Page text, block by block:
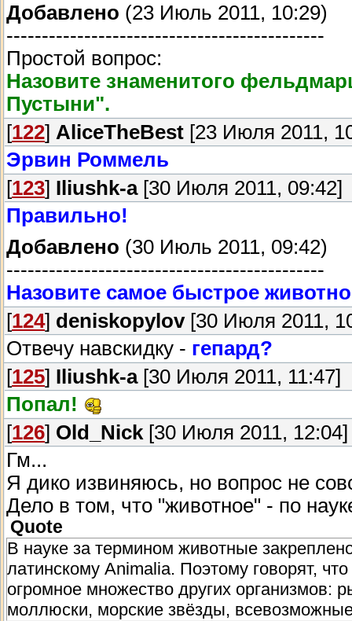
Добавлено (23 Июль 2011, 10:29)
---------------------------------------------
Простой вопрос:
Назовите знаменитого
Пустыни".
[122] AliceTheBest [23 Июля 2011,
Эрвин Роммель
[123] Iliushk-a[30 Июля 2011, 09:42]
Правильно!
Добавлено (30 Июль 2011, 09:42)
---------------------------------------------
Назовите самое быстрое
[124] deniskopylov[30 Июля 2011,
Отвечу навскидку - гепард?
[125] Iliushk-a[30 Июля 2011, 11:47]
Попал!
[126] Old_Nick [30 Июля 2011, 12:04]
Гм...
Я дико извиняюсь, но вопрос не
Дело в том, что "животное" - по
Quote
В науке за термином животные
латинскому Animalia. Поэтому говорят,
огромное множество других
моллюски, морские звёзды,